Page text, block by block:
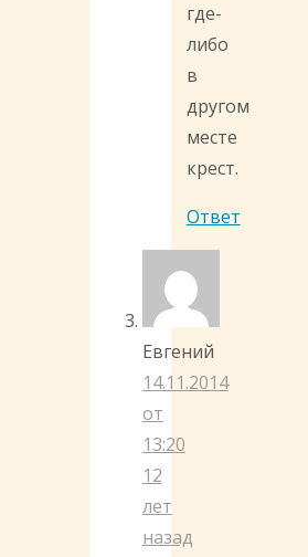
где-
либо
в
другом
месте
крест.
Ответ
Евгений
14.11.2014
от
13:20
12
лет
назад